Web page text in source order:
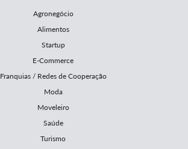
Agronegócio
Alimentos
Startup
E-Commerce
Franquias / Redes de Cooperação
Moda
Moveleiro
Saúde
Turismo